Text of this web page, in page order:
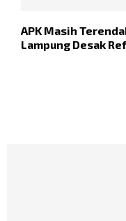
APK Masih
Lampung Desak